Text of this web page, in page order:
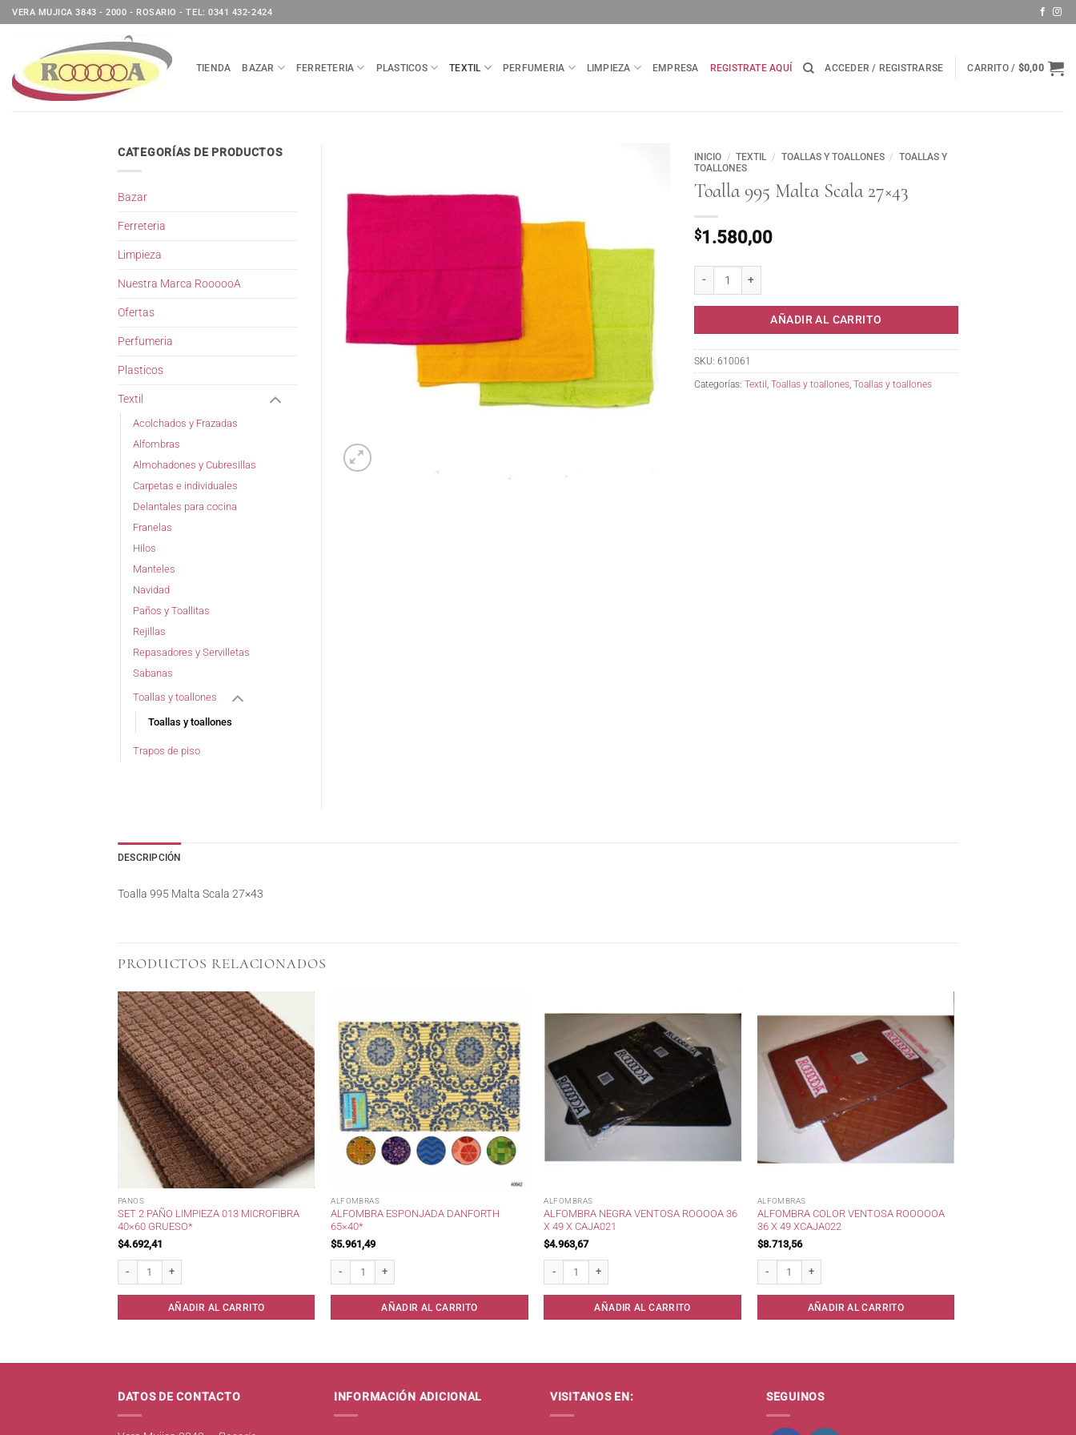
Saltar
al
VERA MUJICA 3843 - 2000 - ROSARIO - TEL: 0341 432-2424
TIENDA BAZAR FERRETERIA PLASTICOS TEXTIL PERFUMERIA LIMPIEZA EMPRESA REGISTRATE AQUÍ ACCEDER / REGISTRARSE CARRITO / $0,00
INICIO / TEXTIL / TOALLAS Y TOALLONES / TOALLAS Y
TOALLONES
Toalla 995 Malta Scala 27×43
$1.580,00
AÑADIR AL CARRITO
SKU: 610061
Categorías: Textil Toallas y toallones Toallas y toallones
CATEGORÍAS DE PRODUCTOS
Bazar
Ferreteria
Limpieza
Nuestra Marca RoooooA
Ofertas
Perfumeria
Plasticos
Textil
Acolchados y Frazadas
Alfombras
Almohadones y Cubresillas
Carpetas e individuales
Delantales para cocina
Franelas
Hilos
Manteles
Navidad
Paños y Toallitas
Rejillas
Repasadores y Servilletas
Sabanas
Toallas y toallones
Toallas y toallones
Trapos de piso
DESCRIPCIÓN
Toalla 995 Malta Scala 27×43
PRODUCTOS RELACIONADOS
PANOS
SET 2 PAÑO LIMPIEZA 013 MICROFIBRA
40×60 GRUESO*
$4.692,41
AÑADIR AL CARRITO
ALFOMBRAS
ALFOMBRA ESPONJADA DANFORTH
65×40*
$5.961,49
AÑADIR AL CARRITO
ALFOMBRAS
ALFOMBRA NEGRA VENTOSA ROOOOA 36
X 49 X CAJA021
$4.963,67
AÑADIR AL CARRITO
ALFOMBRAS
ALFOMBRA COLOR VENTOSA ROOOOOA
36 X 49 XCAJA022
$8.713,56
AÑADIR AL CARRITO
DATOS DE CONTACTO INFORMACIÓN ADICIONAL VISITANOS EN: SEGUINOS